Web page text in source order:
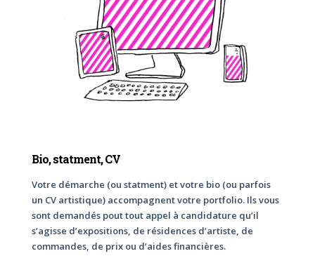
Bio, statment, CV
Votre démarche (ou statment) et votre bio (ou parfois
un CV artistique) accompagnent votre portfolio. Ils vous
sont demandés pout tout appel à candidature qu’il
s’agisse d’expositions, de résidences d’artiste, de
commandes, de prix ou d’aides financières.